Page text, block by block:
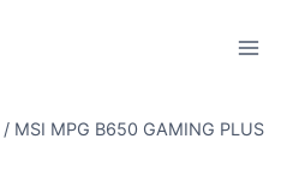
/ MSI MPG B650 GAMING PLUS